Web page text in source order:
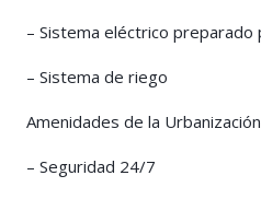
– Sistema eléctrico preparado
– Sistema de riego
Amenidades de la
– Seguridad 24/7